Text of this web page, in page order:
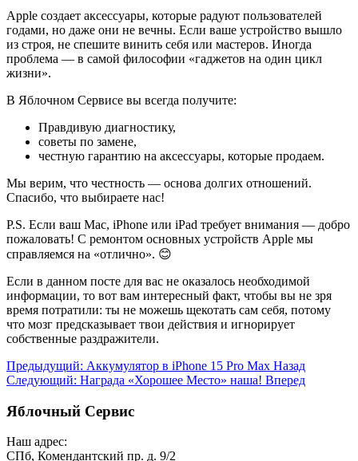
Apple создает аксессуары, которые радуют пользователей
годами, но даже они не вечны. Если ваше устройство вышло
из строя, не спешите винить себя или мастеров. Иногда
проблема — в самой философии «гаджетов на один цикл
жизни».
В Яблочном Сервисе вы всегда получите:
Правдивую диагностику,
советы по замене,
честную гарантию на аксессуары, которые продаем.
Мы верим, что честность — основа долгих отношений.
Спасибо, что выбираете нас!
P.S. Если ваш Mac, iPhone или iPad требует внимания — добро
пожаловать! С ремонтом основных устройств Apple мы
справляемся на «отлично». 😊
Если в данном посте для вас не оказалось необходимой
информации, то вот вам интересный факт, чтобы вы не зря
время потратили: ты не можешь щекотать сам себя, потому
что мозг предсказывает твои действия и игнорирует
собственные раздражители.
Предыдущий: Аккумулятор в iPhone 15 Pro Max Назад
Следующий: Награда «Хорошее Место» наша! Вперед
Яблочный Сервис
Наш адрес:
СПб, Комендантский пр. д. 9/2